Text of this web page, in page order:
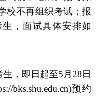
校不再组织考试；报
，面试具体安排如
生，即日起至5月28日
bks.shu.edu.cn)预约